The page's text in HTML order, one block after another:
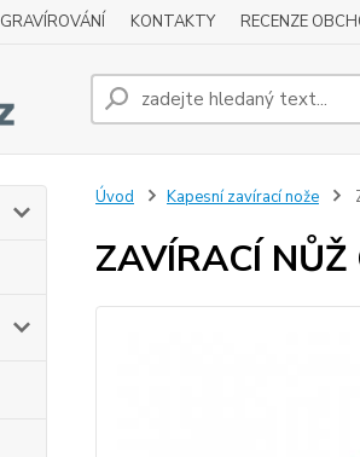
GRAVÍROVÁNÍ KONTAKTY RECENZE
Úvod Kapesní zavírací nože
ZAVÍRACÍ NŮŽ